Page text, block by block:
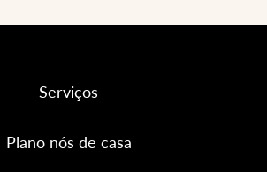
Serviços
Plano nós de casa